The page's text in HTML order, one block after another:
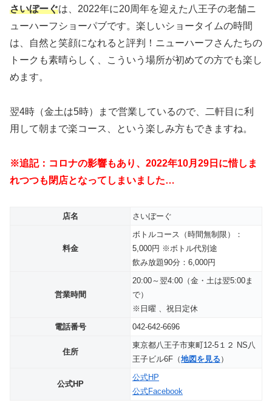
さいぼーぐは、2022年に20周年を迎えた八王子の老舗ニ
ューハーフショーパブです。楽しいショータイムの時間
は、自然と笑顔になれると評判！ニューハーフさんたちの
トークも素晴らしく、こういう場所が初めての方でも楽し
めます。
翌4時（金土は5時）まで営業しているので、二軒目に利
用して朝まで楽コース、という楽しみ方もできますね。
※追記：コロナの影響もあり、2022年10月29日に惜しま
れつつも閉店となってしまいました…
店名 さいぼーぐ
料金
ボトルコース（時間無制限）：
5,000円 ※ボトル代別途
飲み放題90分：6,000円
営業時間
20:00～翌4:00（金・土は翌5:00ま
で）
※日曜 、祝日定休
電話番号
042-642-6696
住所
東京都八王子市東町12-5１２ NS八
王子ビル6F（地図を見る ）
公式HP
公式HP
公式Facebook